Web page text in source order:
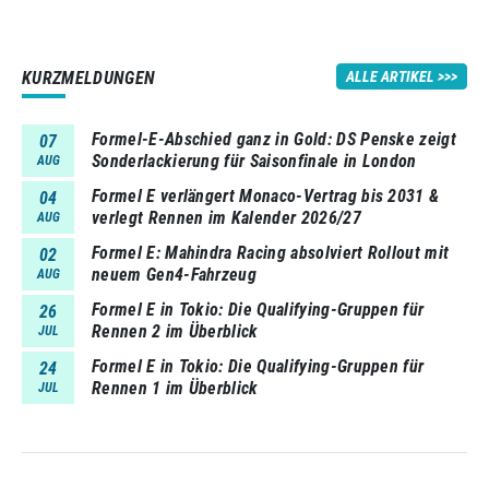
KURZMELDUNGEN ALLE ARTIKEL
07
AUG
Formel-E-Abschied ganz in Gold: DS Penske zeigt
Sonderlackierung für Saisonfinale in London
04
AUG
Formel E verlängert Monaco-Vertrag bis 2031 &
verlegt Rennen im Kalender 2026/27
02
AUG
Formel E: Mahindra Racing absolviert Rollout mit
neuem Gen4-Fahrzeug
26
JUL
Formel E in Tokio: Die Qualifying-Gruppen für
Rennen 2 im Überblick
24
JUL
Formel E in Tokio: Die Qualifying-Gruppen für
Rennen 1 im Überblick